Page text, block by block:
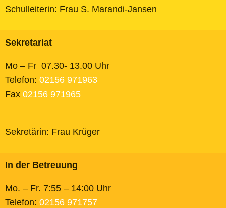
Schulleiterin: Frau S. Marandi-Jansen
Sekretariat
Mo – Fr 07.30- 13.00 Uhr
Telefon: 02156 971963
Fax 02156 971965
Sekretärin: Frau Krüger
In der Betreuung
Mo. – Fr. 7:55 – 14:00 Uhr
Telefon: 02156 971757